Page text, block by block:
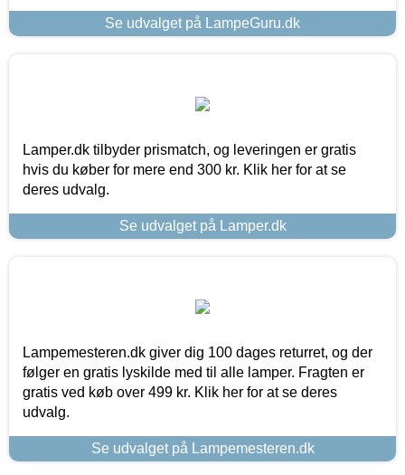
Se udvalget på LampeGuru.dk
Lamper.dk tilbyder prismatch, og leveringen er gratis
hvis du køber for mere end 300 kr. Klik her for at se
deres udvalg.
Se udvalget på Lamper.dk
Lampemesteren.dk giver dig 100 dages returret, og der
følger en gratis lyskilde med til alle lamper. Fragten er
gratis ved køb over 499 kr. Klik her for at se deres
udvalg.
Se udvalget på Lampemesteren.dk